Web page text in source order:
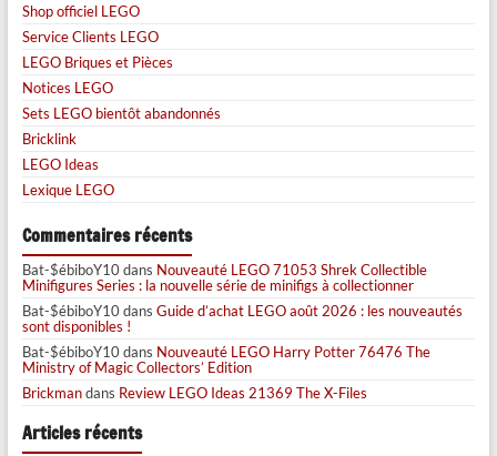
Shop officiel LEGO
Service Clients LEGO
LEGO Briques et Pièces
Notices LEGO
Sets LEGO bientôt abandonnés
Bricklink
LEGO Ideas
Lexique LEGO
Commentaires récents
Bat-$ébiboY10dans Nouveauté LEGO 71053 Shrek Collectible
Minifigures Series : la nouvelle série de minifigs à collectionner
Bat-$ébiboY10dans Guide d’achat LEGO août 2026 : les nouveautés
sont disponibles !
Bat-$ébiboY10dans Nouveauté LEGO Harry Potter 76476 The
Ministry of Magic Collectors’ Edition
Brickmandans Review LEGO Ideas 21369 The X-Files
Articles récents